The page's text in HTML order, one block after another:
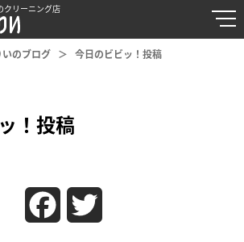
クリーニング店
いのブログ 今日のビビッ！投稿
！投稿
Facebook